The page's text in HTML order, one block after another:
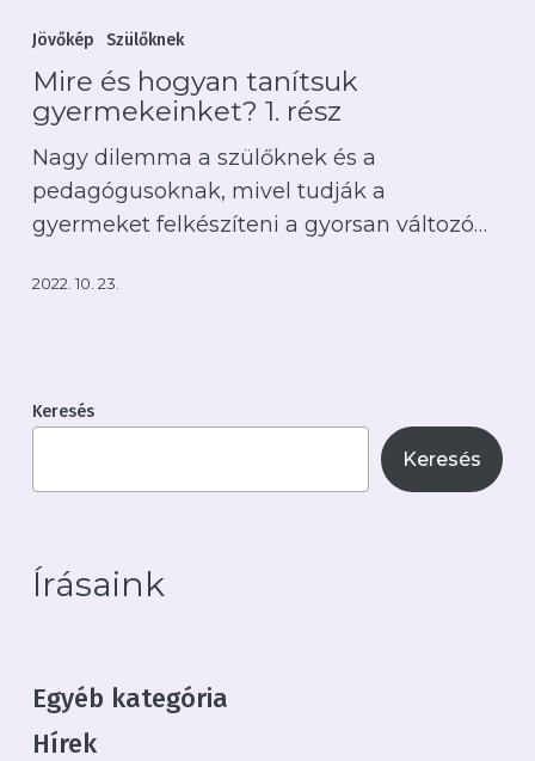
és
tanítsuk
gyermekeinket?
1.
rész
Jövőkép Szülőknek
Mire és hogyan tanítsuk
gyermekeinket? 1. rész
Nagy dilemma a szülőknek és a
pedagógusoknak, mivel tudják a
gyermeket felkészíteni a gyorsan változó…
2022. 10. 23.
Keresés
Keresés
Írásaink
Egyéb kategória
Hírek